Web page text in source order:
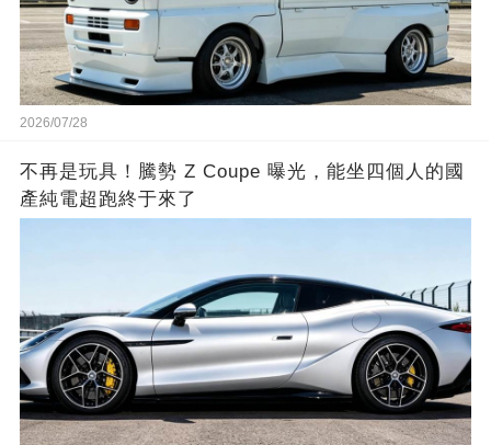
2026/07/28
不再是玩具！騰勢 Z Coupe 曝光，能坐四個人的國
產純電超跑終于來了